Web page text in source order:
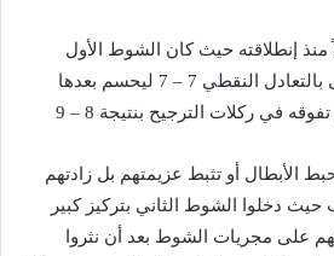
منذ إنطلاقته حيث كان الشوط الأول
سجالاً بين الطرفين وانتهى بالتعادل النقطي 7 – 7 ليحسم بعدها
في ركلات الترجيح بنتيجة 8 – 9
الأبطال أو تثبط عزيمتهم بل زادتهم
دخلوا الشوط الثاني بتركيز كبير
على مجريات الشوط بعد أن نثروا